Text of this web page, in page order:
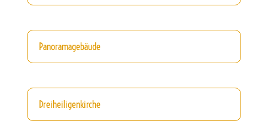
Panoramagebäude
Dreiheiligenkirche